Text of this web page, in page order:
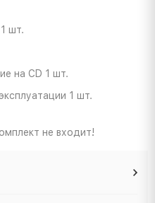
шт.
на CD 1 шт.
1 шт.
не входит!